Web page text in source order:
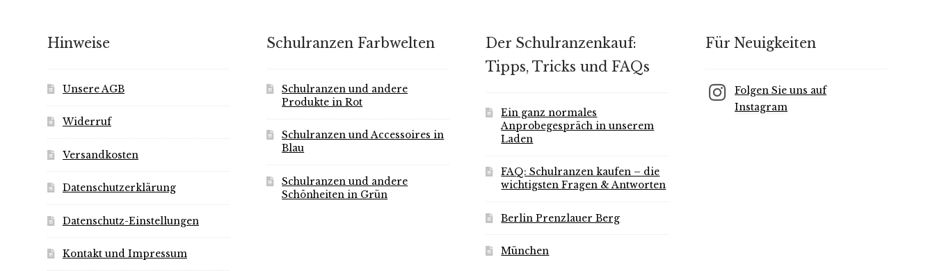
Hinweise
Unsere AGB
Widerruf
Versandkosten
Datenschutzerklärung
Datenschutz-Einstellungen
Kontakt und Impressum
Schulranzen Farbwelten
Schulranzen und andere
Produkte in Rot
Schulranzen und Accessoires in
Blau
Schulranzen und andere
Schönheiten in Grün
Der Schulranzenkauf:
Tipps, Tricks und FAQs
Ein ganz normales
Anprobegespräch in unserem
Laden
FAQ: Schulranzen kaufen – die
wichtigsten Fragen & Antworten
Berlin Prenzlauer Berg
München
Für Neuigkeiten
Folgen Sie uns auf
Instagram